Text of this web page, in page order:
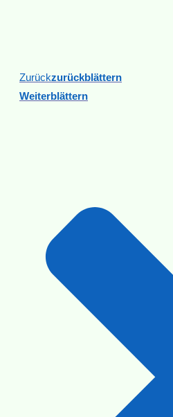
ZurückZurückblättern
Weiterblättern